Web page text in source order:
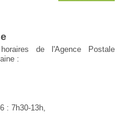
de l'Agence Postale
:
: 7h30-13h,